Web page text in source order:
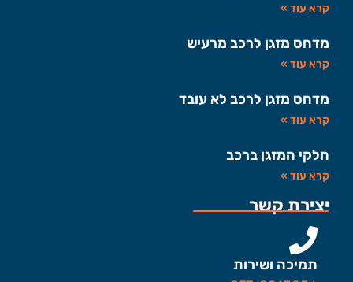
קרא עוד »
מדחס מזגן לרכב מרעיש
קרא עוד »
מדחס מזגן לרכב לא עובד
קרא עוד »
חלקי המזגן ברכב
קרא עוד »
יצירת קשר
תמיכה ושירות